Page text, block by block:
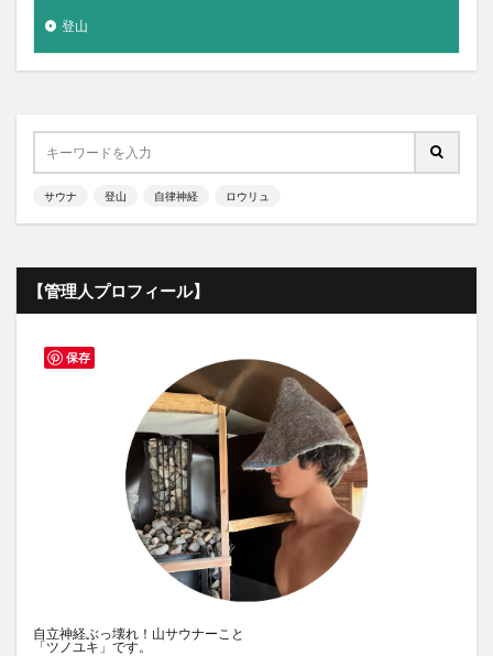
登山
サウナ 登山 自律神経 ロウリュ
【管理人プロフィール】
自立神経ぶっ壊れ！山サウナーこと
「ツノユキ」です。
保存